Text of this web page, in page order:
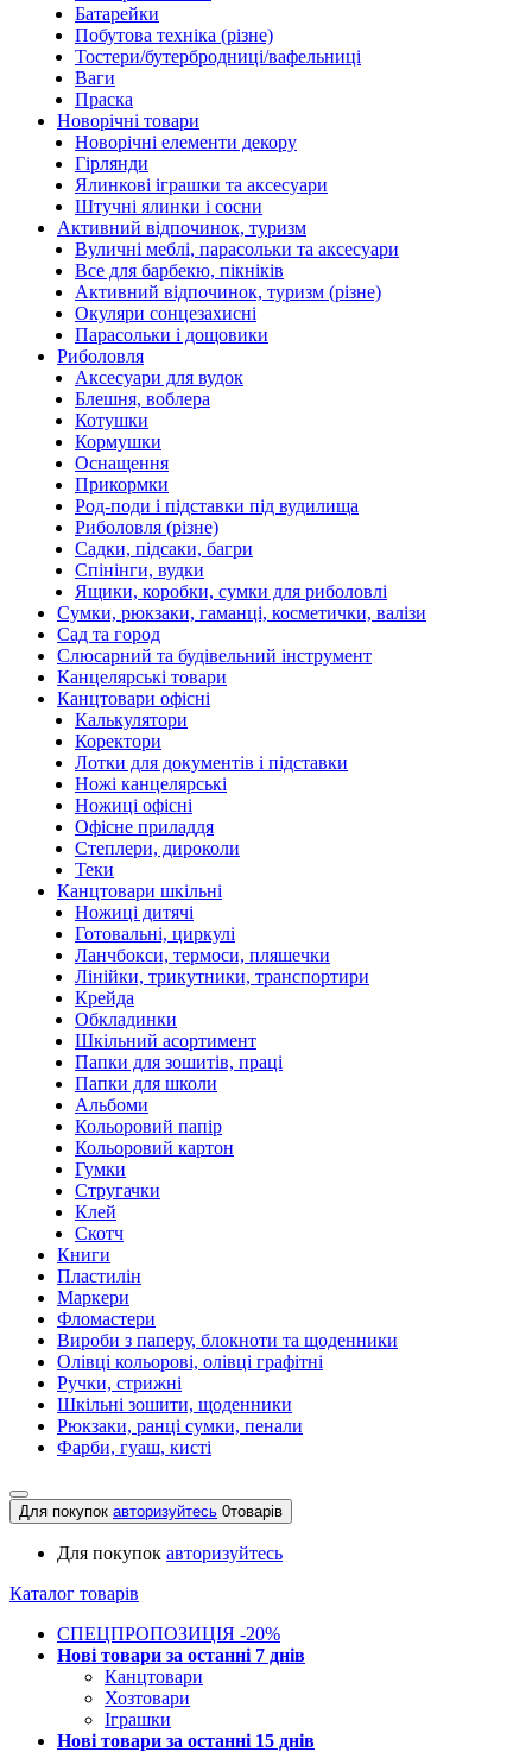
Батарейки
Побутова техніка (різне)
Тостери/бутербродниці/вафельниці
Ваги
Праска
Новорічні товари
Новорічні елементи декору
Гірлянди
Ялинкові іграшки та аксесуари
Штучні ялинки і сосни
Активний відпочинок, туризм
Вуличні меблі, парасольки та аксесуари
Все для барбекю, пікніків
Активний відпочинок, туризм (різне)
Окуляри сонцезахисні
Парасольки і дощовики
Риболовля
Аксесуари для вудок
Блешня, воблера
Котушки
Кормушки
Оснащення
Прикормки
Род-поди і підставки під вудилища
Риболовля (різне)
Садки, підсаки, багри
Спінінги, вудки
Ящики, коробки, сумки для риболовлі
Сумки, рюкзаки, гаманці, косметички, валізи
Сад та город
Слюсарний та будівельний інструмент
Канцелярські товари
Канцтовари офісні
Калькулятори
Коректори
Лотки для документів і підставки
Ножі канцелярські
Ножиці офісні
Офісне приладдя
Степлери, дироколи
Теки
Канцтовари шкільні
Ножиці дитячі
Готовальні, циркулі
Ланчбокси, термоси, пляшечки
Лінійки, трикутники, транспортири
Крейда
Обкладинки
Шкільний асортимент
Папки для зошитів, праці
Папки для школи
Альбоми
Кольоровий папір
Кольоровий картон
Гумки
Стругачки
Клей
Скотч
Книги
Пластилін
Маркери
Фломастери
Вироби з паперу, блокноти та щоденники
Олівці кольорові, олівці графітні
Ручки, стрижні
Шкільні зошити, щоденники
Рюкзаки, ранці сумки, пенали
Фарби, гуаш, кисті
Для покупок авторизуйтесь 0товарів
Для покупок авторизуйтесь
Каталог товарів
СПЕЦПРОПОЗИЦІЯ -20%
Нові товари за останнi 7 днiв
Канцтовари
Хозтовари
Іграшки
Нові товари за останнi 15 днiв